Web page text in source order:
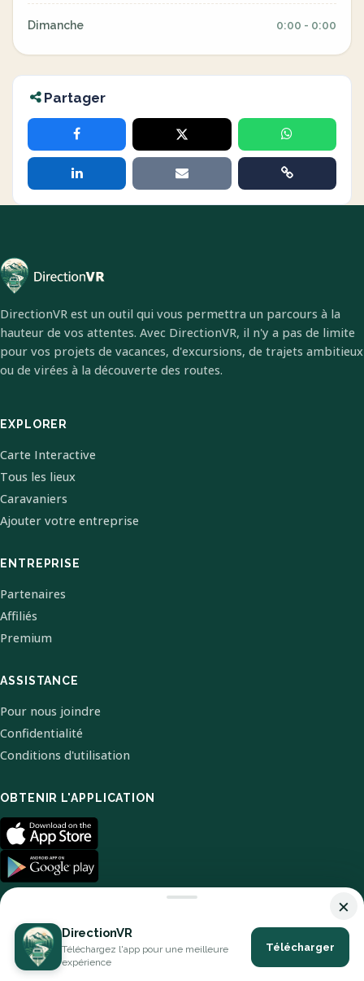
Dimanche 0:00 - 0:00
Partager
DirectionVR est un outil qui vous permettra un parcours à la
hauteur de vos attentes. Avec DirectionVR, il n'y a pas de limite
pour vos projets de vacances, d'excursions, de trajets ambitieux
ou de virées à la découverte des routes.
EXPLORER
Carte Interactive
Tous les lieux
Caravaniers
Ajouter votre entreprise
ENTREPRISE
Partenaires
Affiliés
Premium
ASSISTANCE
Pour nous joindre
Confidentialité
Conditions d'utilisation
OBTENIR L'APPLICATION
© 2026 DirectionVR. Tous droits réservés.
×
DirectionVR
Téléchargez l'app pour une meilleure
expérience
Télécharger